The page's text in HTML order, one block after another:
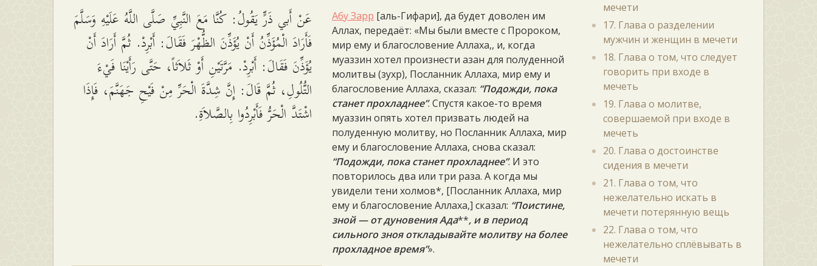
عَنْ أَبي ذَرٍّ يَقُولُ: كُنَّا مَعَ النَّبِيِّ صَلَّى اللَّهُ عَلَيْهِ وَسَلَّمَ
فَأَرَادَ الْمُؤَذِّنُ أَنْ يُؤَذِّنَ الظُّهْرَ فَقَالَ: أَبْرِدْ. ثُمَّ أَرَادَ أَنْ
يُؤَذِّنَ فَقَالَ: أَبْرِدْ. مَرَّتَيْنِ أَوْ ثَلاَثاً، حَتَّى رَأَيْنَا فَيْءَ
التُّلُولِ، ثُمَّ قَالَ: إِنَّ شِدَّةَ الْحَرِّ مِنْ فَيْحِ جَهَنَّمَ، فَإِذَا
اشْتَدَّ الْحَرُّ فَأَبْرِدُوا بِالصَّلاَةِ.
Абу Зарр [аль-Гифари], да будет доволен им
Аллах, передаёт: «Мы были вместе с Пророком,
мир ему и благословение Аллаха,, и, когда
муаззин хотел произнести азан для полуденной
молитвы (зухр), Посланник Аллаха, мир ему и
благословение Аллаха, сказал: “Подожди, пока
станет прохладнее”. Спустя какое-то время
муаззин опять хотел призвать людей на
полуденную молитву, но Посланник Аллаха, мир
ему и благословение Аллаха, снова сказал:
“Подожди, пока станет прохладнее”. И это
повторилось два или три раза. А когда мы
увидели тени холмов*, [Посланник Аллаха, мир
ему и благословение Аллаха,] сказал: “Поистине,
зной — от дуновения Ада**, и в период
сильного зноя откладывайте молитву на более
прохладное время”».
мечети
17. Глава о разделении
мужчин и женщин в мечети
18. Глава о том, что следует
говорить при входе в
мечеть
19. Глава о молитве,
совершаемой при входе в
мечеть
20. Глава о достоинстве
сидения в мечети
21. Глава о том, что
нежелательно искать в
мечети потерянную вещь
22. Глава о том, что
нежелательно сплёвывать в
мечети